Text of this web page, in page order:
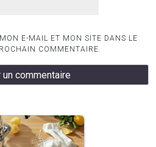
E-MAIL ET MON SITE DANS LE
COMMENTAIRE.